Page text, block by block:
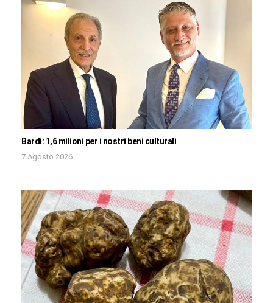
Bardi: 1,6 milioni per i nostri beni culturali
7 Agosto 2026